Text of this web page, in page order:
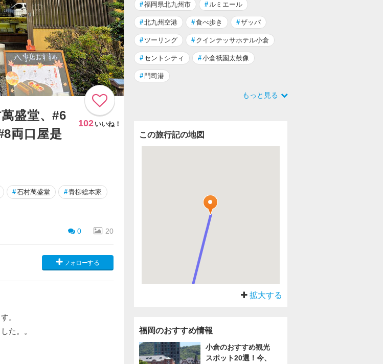
盛堂、#6
両口屋是
102 いいね！
#石村萬盛堂 #青柳総本家
0 20
フォローする
。
た。。
#福岡県北九州市 # ルミエール
#北九州空港 #食べ歩き #ザッパ
# ツーリング # クインテッサホテル小倉
# セントシティ #小倉祇園太鼓像
# 門司港
もっと見る
この旅行記の地図
拡大する
福岡のおすすめ情報
小倉のおすすめ観光
スポット20選！今、